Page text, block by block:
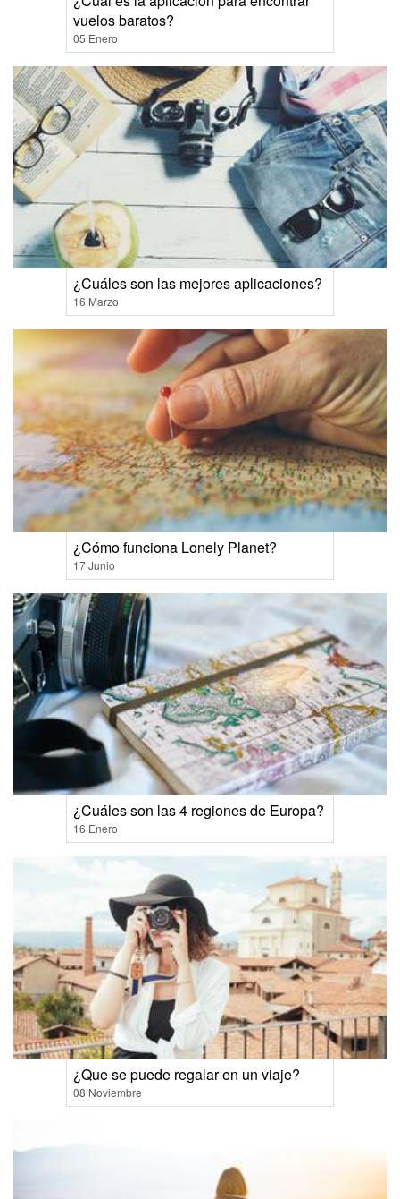
vuelos baratos?
05 Enero
¿Cuáles son las mejores aplicaciones?
16 Marzo
¿Cómo funciona Lonely Planet?
17 Junio
¿Cuáles son las 4 regiones de Europa?
16 Enero
¿Que se puede regalar en un viaje?
08 Noviembre